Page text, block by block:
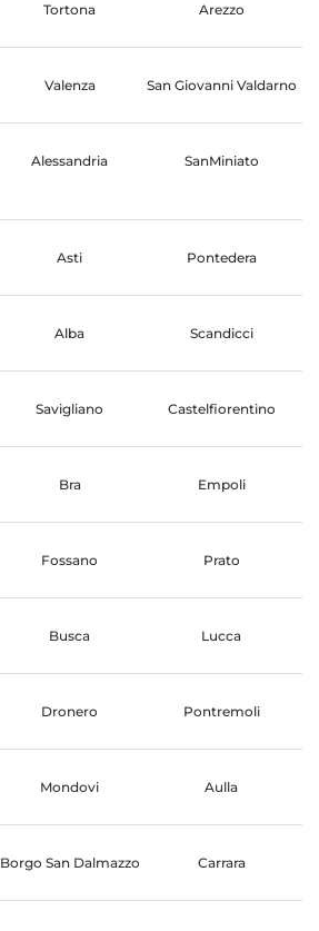
Tortona Arezzo
Valenza San Giovanni Valdarno
Alessandria SanMiniato
Asti Pontedera
Alba Scandicci
Savigliano Castelfiorentino
Bra Empoli
Fossano Prato
Busca Lucca
Dronero Pontremoli
Mondovi Aulla
Borgo San Dalmazzo Carrara